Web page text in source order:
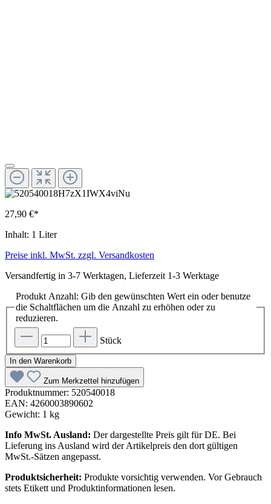
27,90 €*
Inhalt: 1 Liter
Preise inkl. MwSt. zzgl. Versandkosten
Versandfertig in 3-7 Werktagen, Lieferzeit 1-3 Werktage
Produkt Anzahl: Gib den gewünschten Wert ein oder benutze
die Schaltflächen um die Anzahl zu erhöhen oder zu
reduzieren.
Stück
In den Warenkorb
Zum Merkzettel hinzufügen
Produktnummer: 520540018
EAN: 4260003890602
Gewicht: 1 kg
Info MwSt. Ausland: Der dargestellte Preis gilt für DE. Bei
Lieferung ins Ausland wird der Artikelpreis den dort gültigen
MwSt.-Sätzen angepasst.
Produktsicherheit: Produkte vorsichtig verwenden. Vor Gebrauch
stets Etikett und Produktinformationen lesen.